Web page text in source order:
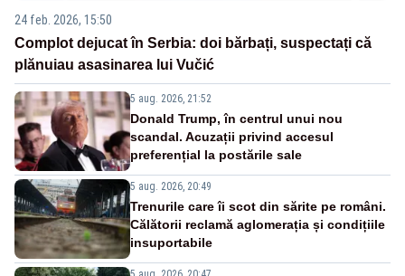
24 feb. 2026, 15:50
Complot dejucat în Serbia: doi bărbați, suspectați că
plănuiau asasinarea lui Vučić
5 aug. 2026, 21:52
Donald Trump, în centrul unui nou
scandal. Acuzații privind accesul
preferențial la postările sale
5 aug. 2026, 20:49
Trenurile care îi scot din sărite pe români.
Călătorii reclamă aglomerația și condițiile
insuportabile